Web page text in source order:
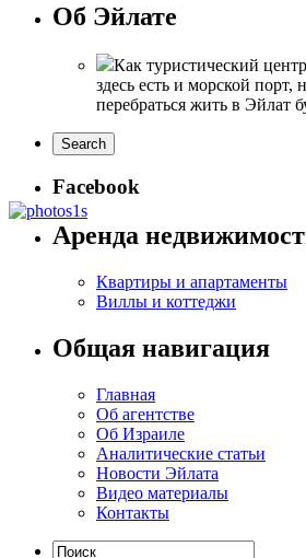
Об Эйлате
Как туристический
здесь есть и морской
перебраться жить в Эйлат
Facebook
Аренда
Квартиры и апартаменты
Виллы и коттеджи
Общая навигация
Главная
Об агентстве
Об Израиле
Аналитические статьи
Новости Эйлата
Видео материалы
Контакты